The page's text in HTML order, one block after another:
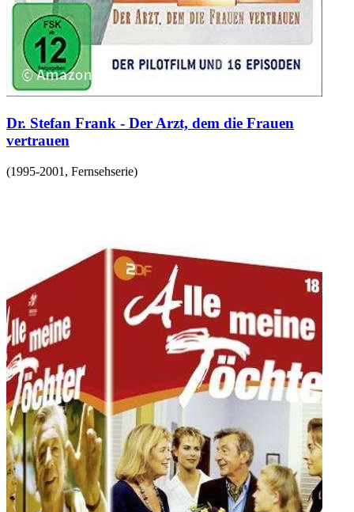
Dr. Stefan Frank - Der Arzt, dem die Frauen
vertrauen
(1995-2001 , Fernsehserie)